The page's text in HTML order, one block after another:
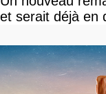
et serait déjà en